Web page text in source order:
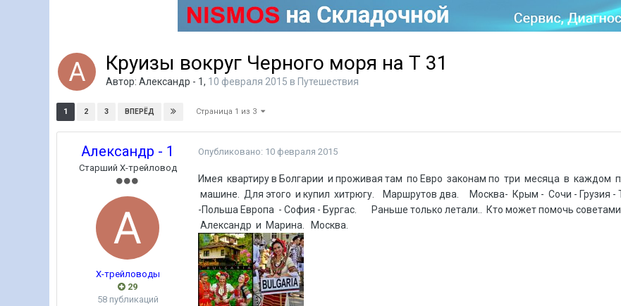
Круизы вокруг Черного моря на Т 31
Автор: Александр - 1, 10 февраля 2015 в Путешествия
1 2 3 ВПЕРЁД Страница 1 из 3
Александр - 1
Старший Х-трейловод
Х-трейловоды
29
58 публикаций
Опубликовано: 10 февраля 2015
Имея квартиру в Болгарии и проживая там по Евро законам по три месяца в каждом
машине. Для этого и купил хитрюгу. Маршрутов два. Москва- Крым - Сочи -
-Польша Европа - София - Бургас. Раньше только летали.. Кто может помочь
Александр и Марина. Москва.